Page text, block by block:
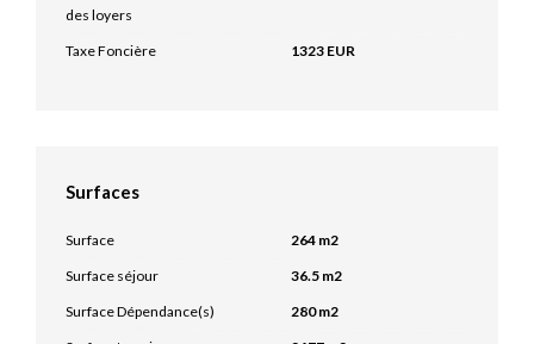
des loyers
Taxe Foncière 1323 EUR
Surfaces
Surface
264 m2
Surface séjour
36.5 m2
Surface Dépendance(s)
280 m2